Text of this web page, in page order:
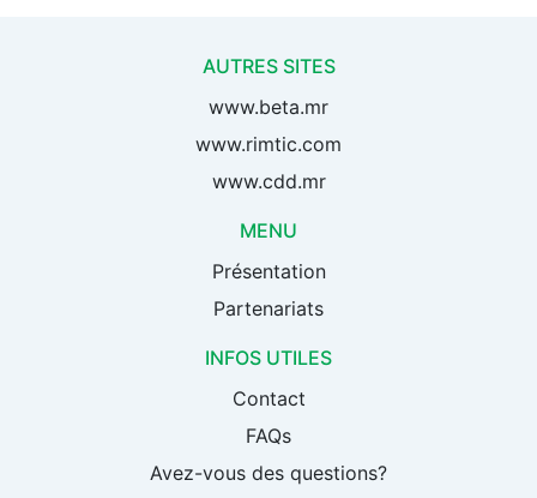
AUTRES SITES
www.beta.mr
www.rimtic.com
www.cdd.mr
MENU
Présentation
Partenariats
INFOS UTILES
Contact
FAQs
Avez-vous des questions?